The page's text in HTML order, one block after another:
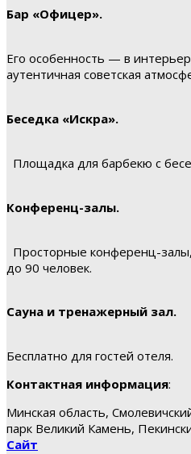
Бар «Офицер».
Его особенность — в
аутентичная советская
Беседка «Искра».
Площадка для барбекю с
Конференц-залы.
Просторные конференц-
до 90 человек.
Сауна и тренажерный зал.
Бесплатно для гостей отеля.
Контактная информация:
Минская область,
парк Великий Камень,
Сайт